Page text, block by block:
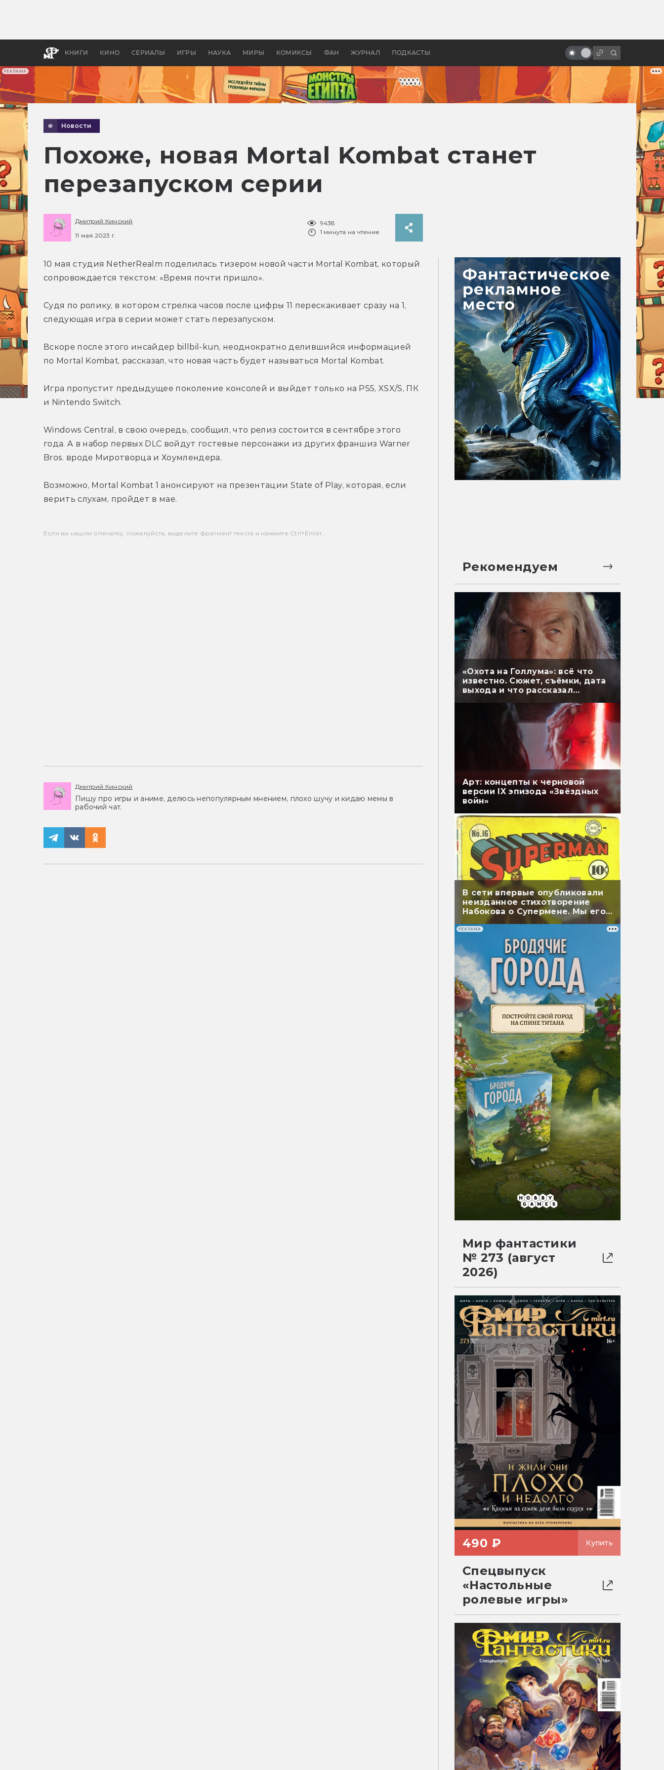
РЕКЛАМА
КНИГИ КИНО СЕРИАЛЫ ИГРЫ НАУКА МИРЫ КОМИКСЫ ФАН ЖУРНАЛ ПОДКАСТЫ
апокалипсис, в России —
бы «Властелина колец»
трудная история создания
Новости
Похоже, новая Mortal Kombat станет
перезапуском серии
Дмитрий Кинский
11 мая 2023 г.
9438
1 минута на чтение
10 мая студия NetherRealm поделилась тизером новой части Mortal Kombat, который
сопровождается текстом: «Время почти пришло».
Судя по ролику, в котором стрелка часов после цифры 11 перескакивает сразу на 1,
следующая игра в серии может стать перезапуском.
Вскоре после этого инсайдер billbil-kun, неоднократно делившийся информацией
по Mortal Kombat, рассказал, что новая часть будет называться Mortal Kombat.
Игра пропустит предыдущее поколение консолей и выйдет только на PS5, XSX/S, ПК
и Nintendo Switch.
Windows Central, в свою очередь, сообщил, что релиз состоится в сентябре этого
года. А в набор первых DLC войдут гостевые персонажи из других франшиз Warner
Bros. вроде Миротворца и Хоумлендера.
Возможно, Mortal Kombat 1 анонсируют на презентации State of Play, которая, если
верить слухам, пройдет в мае.
Если вы нашли опечатку, пожалуйста, выделите фрагмент текста и нажмите Ctrl+Enter.
Дмитрий Кинский
Пишу про игры и аниме, делюсь непопулярным мнением, плохо шучу и кидаю мемы в
рабочий чат.
Рекомендуем
«Охота на Голлума»: всё что
известно. Сюжет, съёмки, дата
выхода и что рассказал
Арт: концепты к черновой
версии IX эпизода «Звёздных
войн»
В сети впервые опубликовали
неизданное стихотворение
Набокова о Супермене. Мы его
перевели
РЕКЛАМА
Мир фантастики
№ 273 (август
2026)
490 ₽ Купить
Спецвыпуск
«Настольные
ролевые игры»